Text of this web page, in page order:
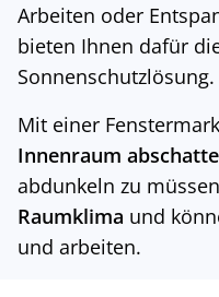
Arbeiten oder
bieten Ihnen dafür
Sonnenschutzlösung.
Mit einer
Innenraum
abdunkeln zu
Raumklima und
und arbeiten.